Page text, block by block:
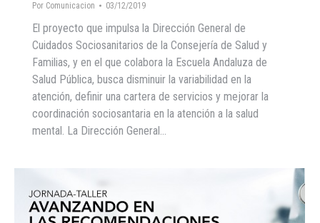
Por Comunicacion 03/12/2019
El proyecto que impulsa la Dirección General de
Cuidados Sociosanitarios de la Consejería de Salud y
Familias, y en el que colabora la Escuela Andaluza de
Salud Pública, busca disminuir la variabilidad en la
atención, definir una cartera de servicios y mejorar la
coordinación sociosantaria en la atención a la salud
mental. La Dirección General…